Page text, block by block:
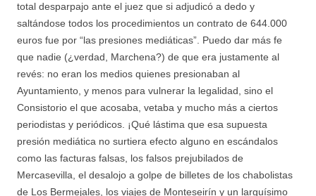
total desparpajo ante el juez que si adjudicó a dedo y
saltándose todos los procedimientos un contrato de 644.000
euros fue por “las presiones mediáticas”. Puedo dar más fe
que nadie (¿verdad, Marchena?) de que era justamente al
revés: no eran los medios quienes presionaban al
Ayuntamiento, y menos para vulnerar la legalidad, sino el
Consistorio el que acosaba, vetaba y mucho más a ciertos
periodistas y periódicos. ¡Qué lástima que esa supuesta
presión mediática no surtiera efecto alguno en escándalos
como las facturas falsas, los falsos prejubilados de
Mercasevilla, el desalojo a golpe de billetes de los chabolistas
de Los Bermejales, los viajes de Monteseirín y un larguísimo